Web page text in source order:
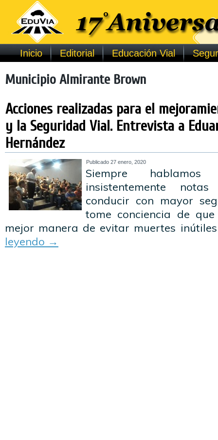
Inicio Editorial Educación Vial
Municipio Almirante Brown
Acciones realizadas para el
y la Seguridad Vial. Entrevista a
Hernández
Publicado 27 enero, 2020
Siempre
insistentemente
conducir con mayor
tome conciencia de
mejor manera de evitar muertes
leyendo →